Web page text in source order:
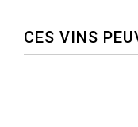
CES VINS